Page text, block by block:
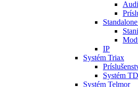
IP
Systém Triax
Systém
Systém Telmor